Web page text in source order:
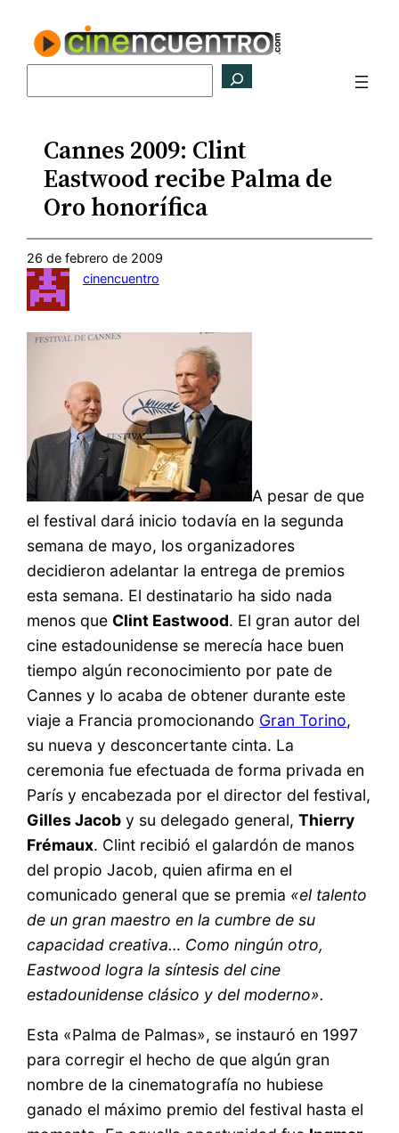
contenido
Cannes 2009: Clint
Eastwood recibe Palma de
Oro honorífica
26 de febrero de 2009
cinencuentro
A pesar de que
el festival dará inicio todavía en la segunda
semana de mayo, los organizadores
decidieron adelantar la entrega de premios
esta semana. El destinatario ha sido nada
menos que Clint Eastwood. El gran autor del
cine estadounidense se merecía hace buen
tiempo algún reconocimiento por pate de
Cannes y lo acaba de obtener durante este
viaje a Francia promocionando Gran Torino,
su nueva y desconcertante cinta. La
ceremonia fue efectuada de forma privada en
París y encabezada por el director del festival,
Gilles Jacob y su delegado general,Thierry
Frémaux. Clint recibió el galardón de manos
del propio Jacob, quien afirma en el
comunicado general que se premia «el talento
de un gran maestro en la cumbre de su
capacidad creativa… Como ningún otro,
Eastwood logra la síntesis del cine
estadounidense clásico y del moderno».
Esta «Palma de Palmas», se instauró en 1997
para corregir el hecho de que algún gran
nombre de la cinematografía no hubiese
ganado el máximo premio del festival hasta el